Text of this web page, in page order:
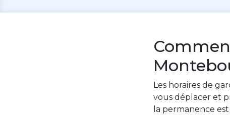
Les horaires de
vous déplacer et
la permanence